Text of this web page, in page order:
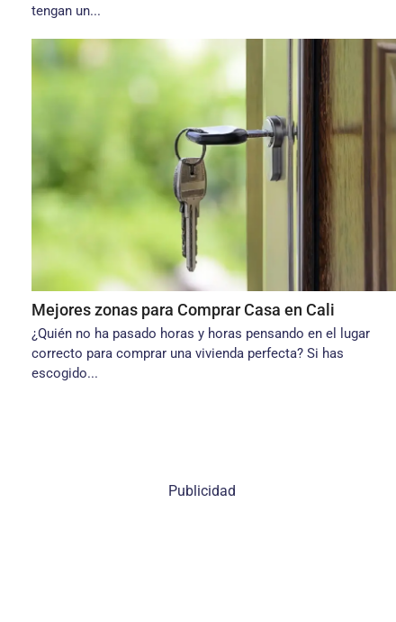
tengan un...
Mejores zonas para Comprar Casa en Cali
¿Quién no ha pasado horas y horas pensando en el lugar
correcto para comprar una vivienda perfecta? Si has
escogido...
Publicidad